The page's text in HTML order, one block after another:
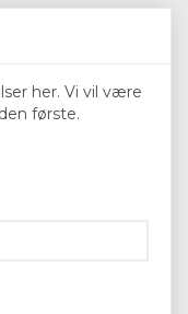
her. Vi vil være
første.